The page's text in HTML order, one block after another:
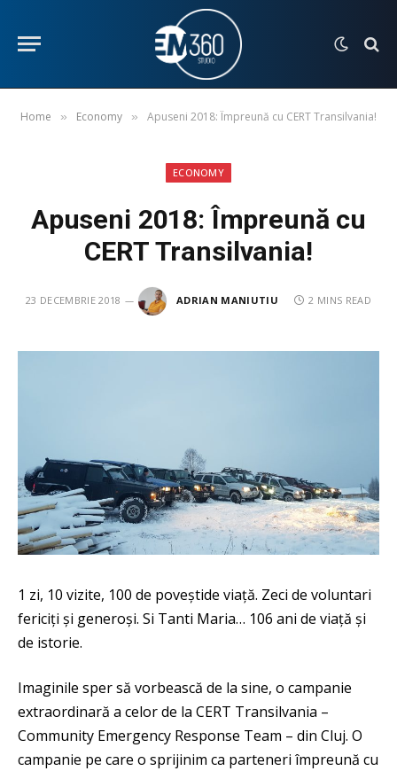
Home » Economy » Apuseni 2018: Împreună cu CERT Transilvania!
ECONOMY
Apuseni 2018: Împreună cu
CERT Transilvania!
23 DECEMBRIE 2018 ADRIAN MANIUTIU 2 MINS READ
1 zi, 10 vizite, 100 de poveștide viață. Zeci de voluntari
fericiți și generoși. Si Tanti Maria… 106 ani de viață și
de istorie.
Imaginile sper să vorbească de la sine, o campanie
extraordinară a celor de la CERT Transilvania –
Community Emergency Response Team – din Cluj. O
campanie pe care o sprijinim ca parteneri împreună cu